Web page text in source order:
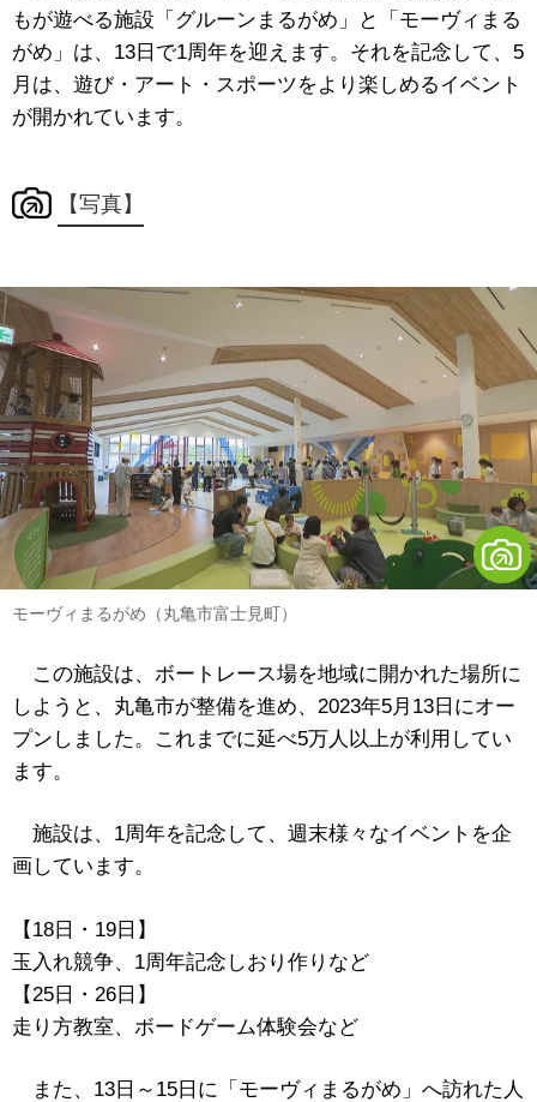
もが遊べる施設「 グルーンまるがめ」と「モーヴィまる
がめ」は、13日で1周年を迎えます。それを記念して、5
月は、遊び・アート・スポーツをより楽しめるイベント
が開かれています。
【写真】
モーヴィまるがめ（丸亀市富士見町）
この施設は、 ボートレース場を地域に開かれた場所に
しようと、丸亀市が整備を進め、2023年5月13日にオー
プンしました。これまでに延べ5万人以上が利用してい
ます。
施設は、1周年を記念して、週末様々なイベントを企
画しています。
【18日・19日】
玉入れ競争、1周年記念しおり作りなど
【25日・26日】
走り方教室、ボードゲーム体験会など
また、13日～15日に「モーヴィまるがめ」へ訪れた人